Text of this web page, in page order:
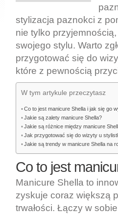
stylizacja paznokci z
nie tylko
swojego stylu. Warto
przygotować się do
które z pewnością
W tym artykule przeczytasz
Co to jest manicure Shella i jak się go
Jakie są zalety manicure Shella?
Jakie są różnice między manicure
Jak przygotować się do wizyty u
Jakie są trendy w manicure Shella na
Co to jest
Manicure Shella to
zyskuje coraz większą
trwałości. Łączy w